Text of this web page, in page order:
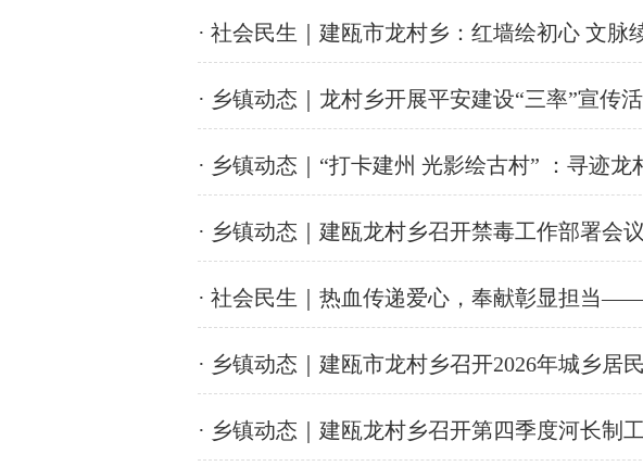
· 社会民生｜建瓯市龙村乡：红墙绘初心 文脉
· 乡镇动态｜龙村乡开展平安建设“三率”宣传
· 乡镇动态｜“打卡建州 光影绘古村” ：寻迹龙
· 乡镇动态｜建瓯龙村乡召开禁毒工作部署会议
· 社会民生｜热血传递爱心，奉献彰显担当
· 乡镇动态｜建瓯市龙村乡召开2026年城乡居
· 乡镇动态｜建瓯龙村乡召开第四季度河长制